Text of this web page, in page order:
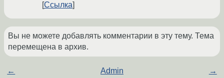
Ссылка
Вы не можете добавлять комментарии в эту тему. Тема
перемещена в архив.
← Admin →